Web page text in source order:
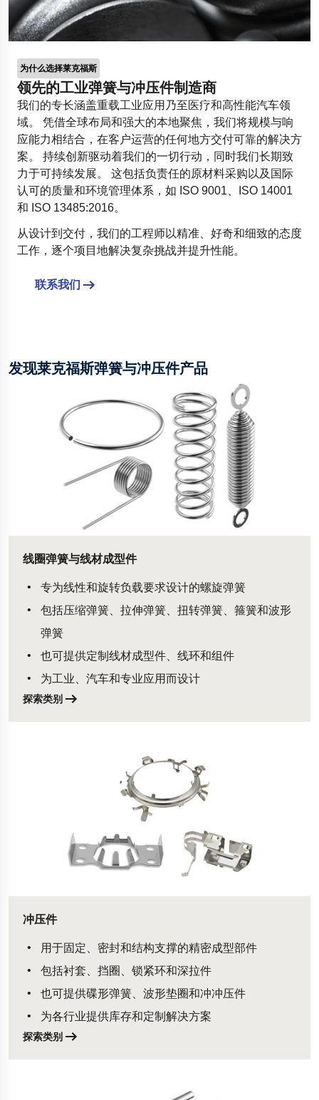
为什么选择莱克福斯
领先的工业弹簧与冲压件制造商
我们的专长涵盖重载工业应用乃至医疗和高性能汽车领
域。 凭借全球布局和强大的本地聚焦，我们将规模与响
应能力相结合，在客户运营的任何地方交付可靠的解决方
案。 持续创新驱动着我们的一切行动，同时我们长期致
力于可持续发展。 这包括负责任的原材料采购以及国际
认可的质量和环境管理体系，如 ISO 9001、ISO 14001
和 ISO 13485:2016。
从设计到交付，我们的工程师以精准、好奇和细致的态度
工作，逐个项目地解决复杂挑战并提升性能。
联系我们
发现莱克福斯弹簧与冲压件产品
线圈弹簧与线材成型件
专为线性和旋转负载要求设计的螺旋弹簧
包括压缩弹簧、拉伸弹簧、扭转弹簧、箍簧和波形
弹簧
也可提供定制线材成型件、线环和组件
为工业、汽车和专业应用而设计
探索类别
冲压件
用于固定、密封和结构支撑的精密成型部件
包括衬套、挡圈、锁紧环和深拉件
也可提供碟形弹簧、波形垫圈和冲冲压件
为各行业提供库存和定制解决方案
探索类别